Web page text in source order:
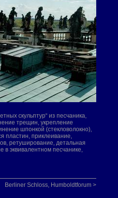
скульптур“ из песчаника,
трещин, укрепление
шпонкой (стекловолокно),
пластин, приклеивание,
ретуширование, детальная
в эквивалентном песчанике,
Berliner Schloss, Humboldtforum >